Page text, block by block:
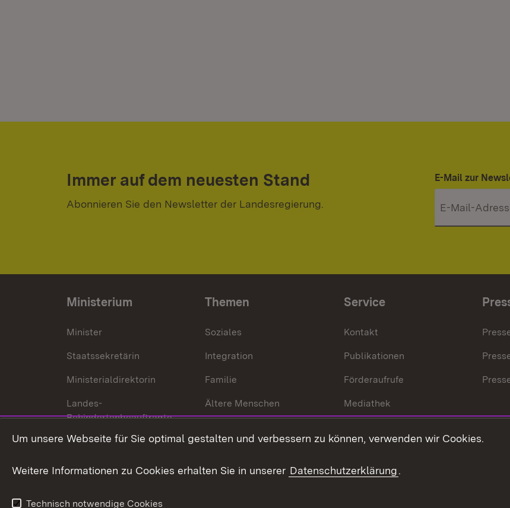
Immer auf dem neuesten Stand
Abonnieren Sie den Newsletter der Landesregierung.
E-Mail zur
Ministerium
Minister
Staatssekretärin
Ministerialdirektorin
Landes-
Behindertenbeauftragte
Bürgerreferent
Karriere
Themen
Soziales
Integration
Familie
Ältere Menschen
Behinderungen
Bürgerengagement
Service
Kontakt
Publikationen
Förderaufrufe
Mediathek
Um unsere Webseite für Sie optimal gestalten und verbessern zu können, verwenden wir Cookies.
Weitere Informationen zu Cookies erhalten Sie in unserer Datenschutzerklärung.
Technisch notwendige Cookies